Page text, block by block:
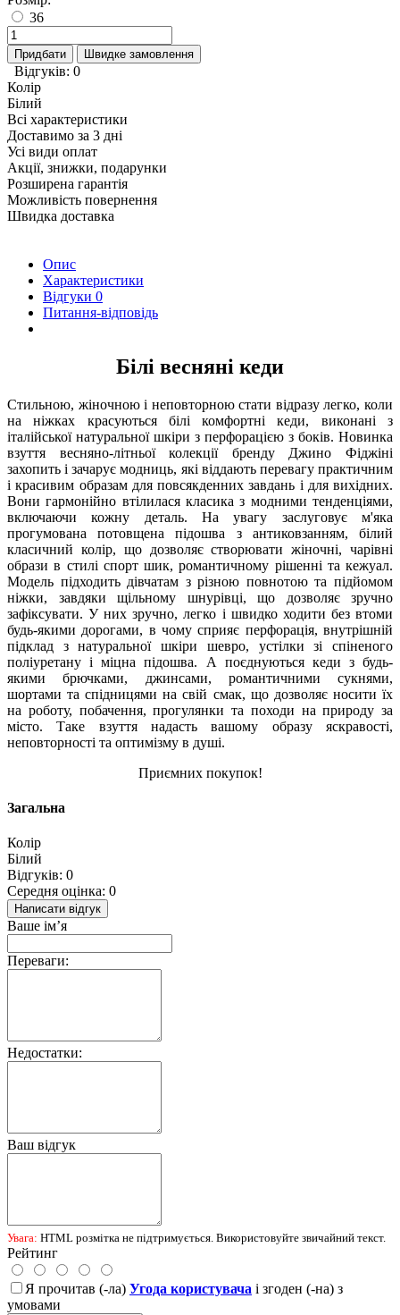
36
Придбати Швидке замовлення
Відгуків: 0
Колір
Білий
Всі характеристики
Доставимо за 3 дні
Усі види оплат
Акції, знижки, подарунки
Розширена гарантія
Можливість повернення
Швидка доставка
Опис
Характеристики
Відгуки 0
Питання-відповідь
Білі весняні кеди
Стильною, жіночною і неповторною стати відразу легко, коли
на ніжках красуються білі комфортні кеди, виконані з
італійської натуральної шкіри з перфорацією з боків. Новинка
взуття весняно-літньої колекції бренду Джино Фіджіні
захопить і зачарує модниць, які віддають перевагу практичним
і красивим образам для повсякденних завдань і для вихідних.
Вони гармонійно втілилася класика з модними тенденціями,
включаючи кожну деталь. На увагу заслуговує м'яка
прогумована потовщена підошва з антиковзанням, білий
класичний колір, що дозволяє створювати жіночні, чарівні
образи в стилі спорт шик, романтичному рішенні та кежуал.
Модель підходить дівчатам з різною повнотою та підйомом
ніжки, завдяки щільному шнурівці, що дозволяє зручно
зафіксувати. У них зручно, легко і швидко ходити без втоми
будь-якими дорогами, в чому сприяє перфорація, внутрішній
підклад з натуральної шкіри шевро, устілки зі спіненого
поліуретану і міцна підошва. А поєднуються кеди з будь-
якими брючками, джинсами, романтичними сукнями,
шортами та спідницями на свій смак, що дозволяє носити їх
на роботу, побачення, прогулянки та походи на природу за
місто. Таке взуття надасть вашому образу яскравості,
неповторності та оптимізму в душі.
Приємних покупок!
Загальна
Колір
Білий
Відгуків: 0
Середня оцінка: 0
Написати відгук
Ваше ім’я
Переваги:
Недостатки:
Ваш відгук
Увага: HTML розмітка не підтримується. Використовуйте звичайний текст.
Рейтинг
Я прочитав (-ла) Угода користувача і згоден (-на) з
умовами